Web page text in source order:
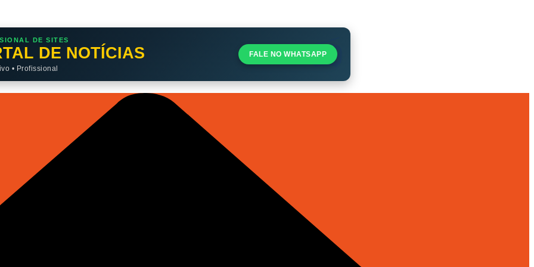
DE SITES
DE NOTÍCIAS
• Profissional
FALE NO WHATSAPP